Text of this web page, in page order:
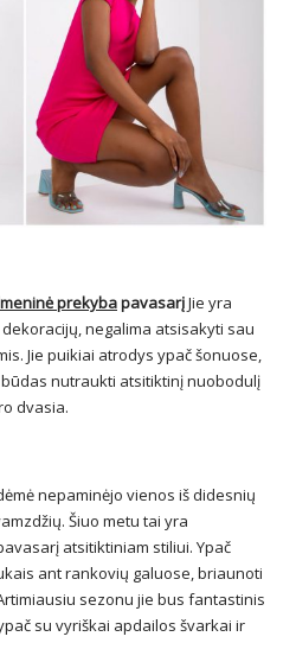
prekybapavasarįJie yra
negalima atsisakyti sau
Jie puikiai atrodys ypač šonuose,
nutraukti atsitiktinį nuobodulį
dvasia.
nepaminėjo vienos iš didesnių
Šiuo metu tai yra
atsitiktiniam stiliui. Ypač
ant rankovių galuose, briaunoti
sezonu jie bus fantastinis
su vyriškai apdailos švarkai ir